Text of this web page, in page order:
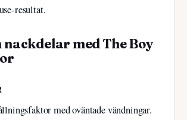
resultat.
nackdelar med The Boy
med oväntade vändningar.